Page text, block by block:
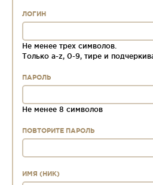
ЛОГИН
Не менее трех символов.
Только a-z, 0-9, тире и
ПАРОЛЬ
Не менее 8 символов
ПОВТОРИТЕ ПАРОЛЬ
ИМЯ (НИК)